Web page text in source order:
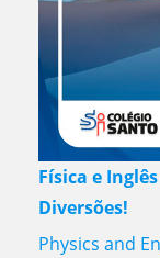
Física e
Diversões!
Physics and